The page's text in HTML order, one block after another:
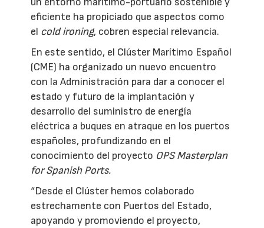
eficiente ha propiciado que aspectos como
el cold ironing, cobren especial relevancia.
En este sentido, el Clúster Marítimo Español
(CME) ha organizado un nuevo encuentro
con la Administración para dar a conocer el
estado y futuro de la implantación y
desarrollo del suministro de energía
eléctrica a buques en atraque en los puertos
españoles, profundizando en el
conocimiento del proyecto OPS Masterplan
for Spanish Ports.
“Desde el Clúster hemos colaborado
estrechamente con Puertos del Estado,
apoyando y promoviendo el proyecto,